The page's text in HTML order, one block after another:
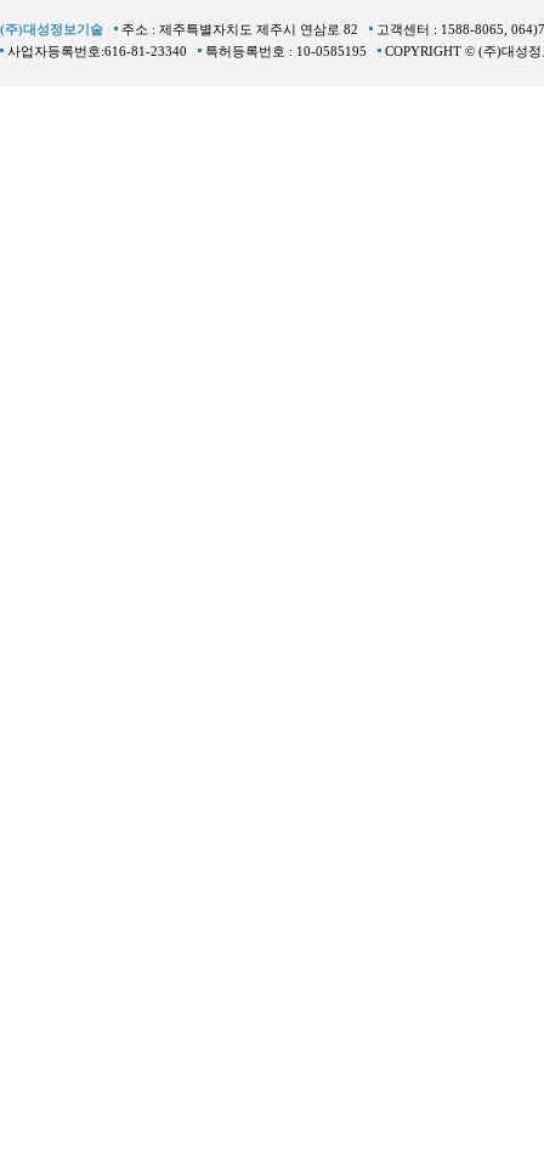
(주)대성정보기술 주소 : 제주특별자치도 제주시 연삼로 82
고객센터 : 1588-8065,
사업자등록번호:616-81-23340
특허등록번호 : 10-0585195 COPYRIGHT © (주)대성